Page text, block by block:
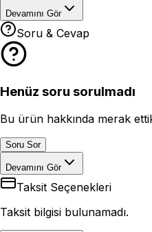
Devamını Gör
Soru & Cevap
Henüz soru sorulmadı
Bu ürün hakkında merak
Soru Sor
Devamını Gör
Taksit Seçenekleri
Taksit bilgisi bulunamadı.